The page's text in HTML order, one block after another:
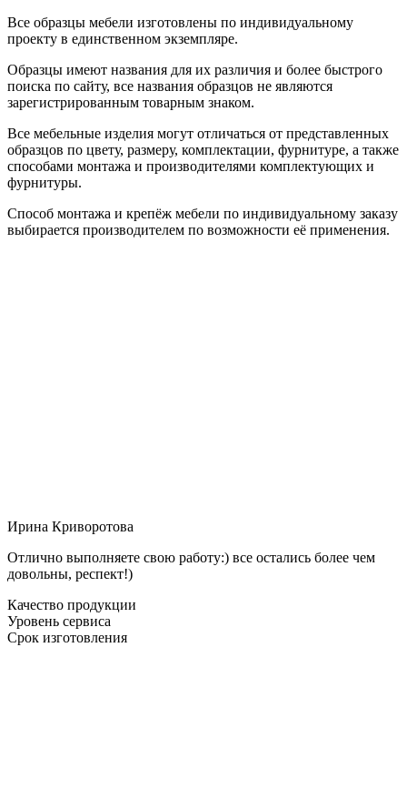
Все образцы мебели изготовлены по индивидуальному
проекту в единственном экземпляре.
Образцы имеют названия для их различия и более быстрого
поиска по сайту, все названия образцов не являются
зарегистрированным товарным знаком.
Все мебельные изделия могут отличаться от представленных
образцов по цвету, размеру, комплектации, фурнитуре, а также
способами монтажа и производителями комплектующих и
фурнитуры.
Способ монтажа и крепёж мебели по индивидуальному заказу
выбирается производителем по возможности её применения.
Ирина Криворотова
Отлично выполняете свою работу:) все остались более чем
довольны, респект!)
Качество продукции
Уровень сервиса
Срок изготовления